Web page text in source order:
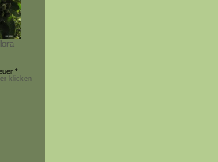
*
klicken